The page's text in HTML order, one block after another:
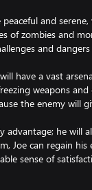
and
of zombies and
and
have a vast
weapons
the enemy will
advantage; he will
Joe can regain
sense of